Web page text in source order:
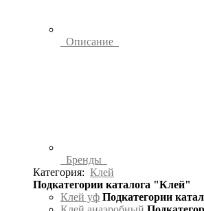
Описание
Бренды
Категория: Клей
Подкатегории каталога "Клей"
Клей уф Подкатегории